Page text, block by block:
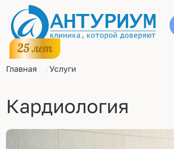
Главная Услуги
Кардиология